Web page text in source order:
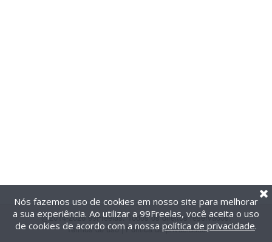
@2014-2026 99Freelas. Todos os direitos reservados.
Termos de uso| Política de privacidade
Nós fazemos uso de cookies em nosso site para melhorar
a sua experiência. Ao utilizar a 99Freelas, você aceita o uso
de cookies de acordo com a nossa política de privacidade.